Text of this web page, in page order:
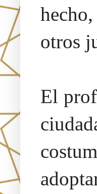
otros
El